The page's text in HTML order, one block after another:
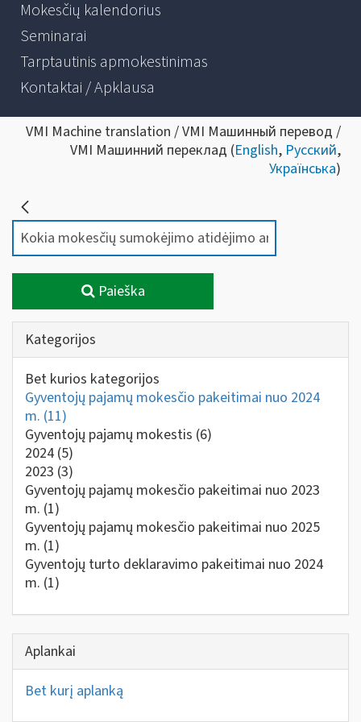
Mokesčių kalendorius
Seminarai
Tarptautinis apmokestinimas
Kontaktai / Apklausa
VMI Machine translation / VMI Машинный перевод /
VMI Машинний переклад (English, Русский,
Українська)
Paieška
Kategorijos
Bet kurios kategorijos
Gyventojų pajamų mokesčio pakeitimai nuo 2024
m. (11)
Gyventojų pajamų mokestis (6)
2024 (5)
2023 (3)
Gyventojų pajamų mokesčio pakeitimai nuo 2023
m. (1)
Gyventojų pajamų mokesčio pakeitimai nuo 2025
m. (1)
Gyventojų turto deklaravimo pakeitimai nuo 2024
m. (1)
Aplankai
Bet kurį aplanką